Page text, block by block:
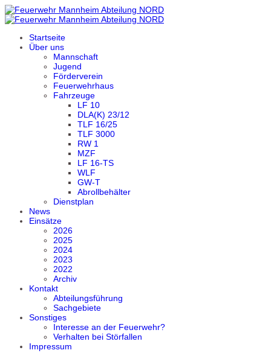
Startseite
Über uns
Mannschaft
Jugend
Förderverein
Feuerwehrhaus
Fahrzeuge
LF 10
DLA(K) 23/12
TLF 16/25
TLF 3000
RW 1
MZF
LF 16-TS
WLF
GW-T
Abrollbehälter
Dienstplan
News
Einsätze
2026
2025
2024
2023
2022
Archiv
Kontakt
Abteilungsführung
Sachgebiete
Sonstiges
Interesse an der Feuerwehr?
Verhalten bei Störfallen
Impressum